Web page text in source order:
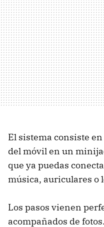
El sistema consiste
del móvil en un
que ya puedas
música, auriculares o
Los pasos vienen
acompañados de